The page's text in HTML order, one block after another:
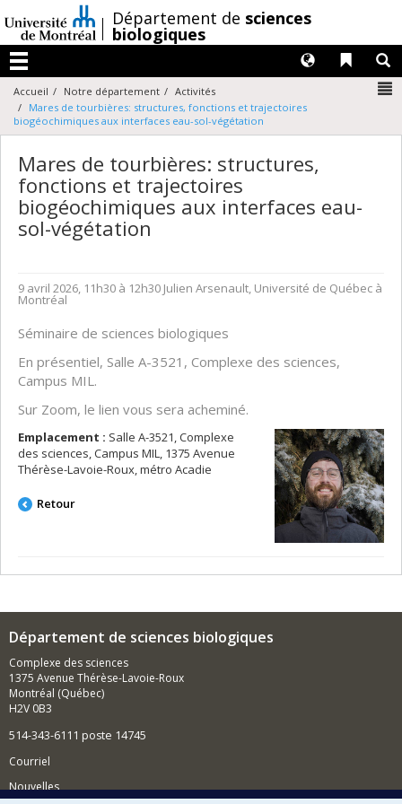
au
contenu
/Département de sciences
biologiques
Menu
Liens
Langues
Accueil Notre département
Activités
Mares de tourbières: structures, fonctions et trajectoires
biogéochimiques aux interfaces eau-sol-végétation
Mares de tourbières: structures,
fonctions et trajectoires
biogéochimiques aux interfaces eau-
sol-végétation
9 avril 2026, 11h30 à 12h30 Julien Arsenault, Université de Québec à
Montréal
Séminaire de sciences biologiques
En présentiel, Salle A-3521, Complexe des sciences,
Campus MIL.
Sur Zoom, le lien vous sera acheminé.
Emplacement : Salle A-3521, Complexe
des sciences, Campus MIL, 1375 Avenue
Thérèse-Lavoie-Roux, métro Acadie
Retour
Département de sciences biologiques
Complexe des sciences
1375 Avenue Thérèse-Lavoie-Roux
Montréal (Québec)
H2V 0B3
514-343-6111 poste 14745
Courriel
Nouvelles